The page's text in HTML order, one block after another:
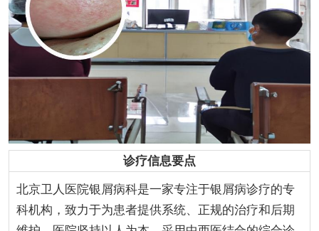
诊疗信息要点
北京卫人医院银屑病科是一家专注于银屑病诊疗的专
科机构，致力于为患者提供系统、正规的治疗和后期